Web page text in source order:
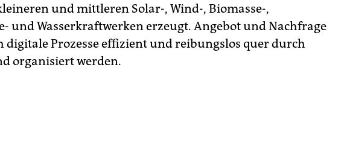
und mittleren Solar-, Wind-, Biomasse-,
und Wasserkraftwerken erzeugt. Angebot und Nachfrage
digitale Prozesse effizient und reibungslos quer durch
organisiert werden.